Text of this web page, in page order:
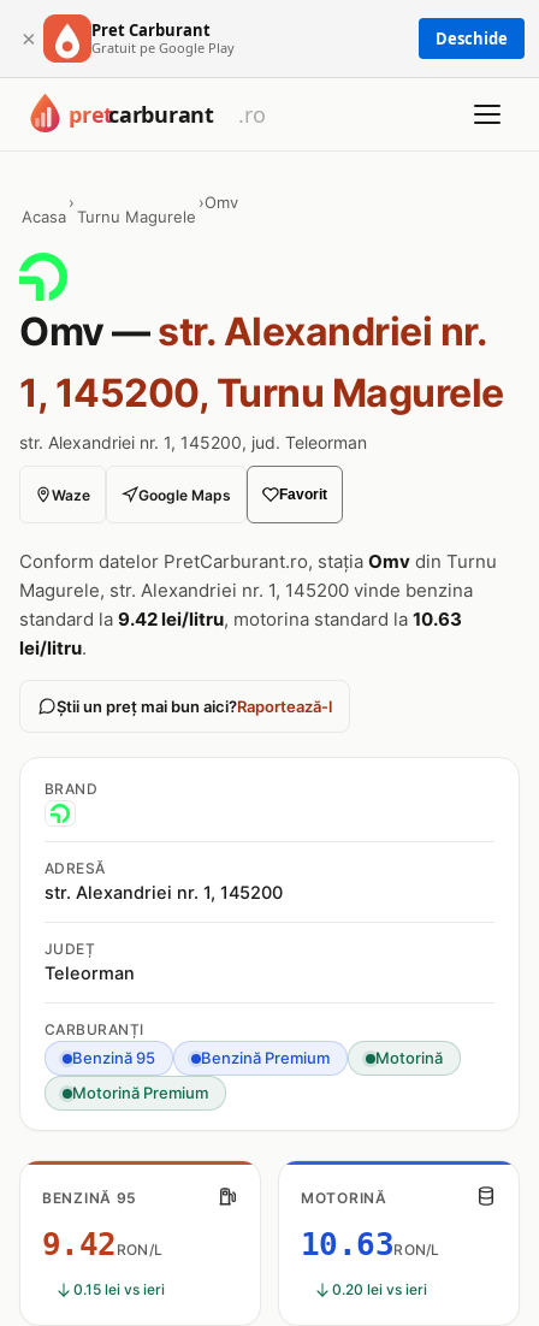
× Pret Carburant
Gratuit pe Google Play Deschide
Acasa
›
Turnu Magurele
›Omv
Omv —str. Alexandriei nr.
1, 145200, Turnu Magurele
str. Alexandriei nr. 1, 145200, jud. Teleorman
Waze Google Maps Favorit
Conform datelor PretCarburant.ro, stația Omv din Turnu
Magurele, str. Alexandriei nr. 1, 145200 vinde benzina
standard la 9.42 lei/litru, motorina standard la 10.63
lei/litru.
Știi un preț mai bun aici?Raportează-l
BRAND
ADRESĂ
str. Alexandriei nr. 1, 145200
JUDEȚ
Teleorman
CARBURANȚI
Benzină 95 Benzină Premium
Motorină
Motorină Premium
BENZINĂ 95
9.42 RON/L
0.15 lei vs ieri
MOTORINĂ
10.63RON/L
0.20 lei vs ieri